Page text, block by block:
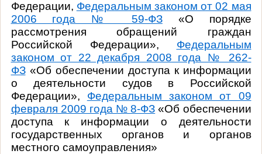
Федерации, Федеральным законом от 02 мая
2006 года № 59-ФЗ«О порядке
рассмотрения обращений граждан
Российской Федерации», Федеральным
законом от 22 декабря 2008 года № 262-
ФЗ«Об обеспечении доступа к информации
о деятельности судов в Российской
Федерации», Федеральным законом от 09
февраля 2009 года № 8-ФЗ «Об обеспечении
доступа к информации о деятельности
государственных органов и органов
местного самоуправления»